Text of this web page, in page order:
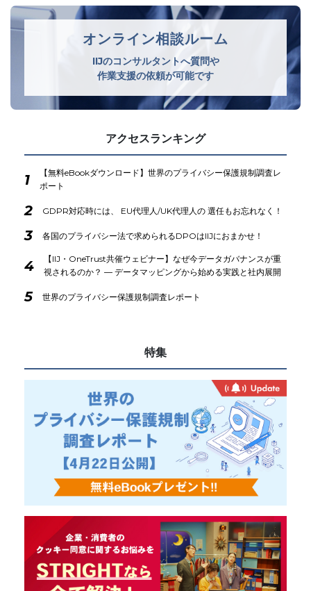
オンライン相談ルーム
IIJのコンサルタントへ質問や
作業支援の依頼が可能です
アクセスランキング
1
【無料eBookダウンロード】世界のプライバシー保護規制調査レ
ポート
2 GDPR対応時には、 EU代理人/UK代理人の 選任もお忘れなく！
3 各国のプライバシー法で求められるDPOはIIJにおまかせ！
4
【IIJ・OneTrust共催ウェビナー】なぜ今データガバナンスが重
視されるのか？ ― データマッピングから始める実践と社内展開
5 世界のプライバシー保護規制調査レポート
特集